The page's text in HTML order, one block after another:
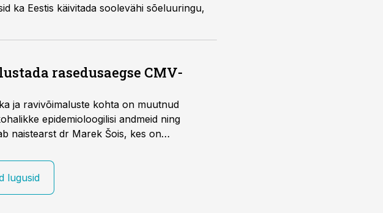
ka Eestis käivitada soolevähi sõeluuringu,
rasedusaegse CMV-
ja ravivõimaluste kohta on muutnud
epidemioloogilisi andmeid ning
naistearst dr Marek Šois, kes on
lugusid